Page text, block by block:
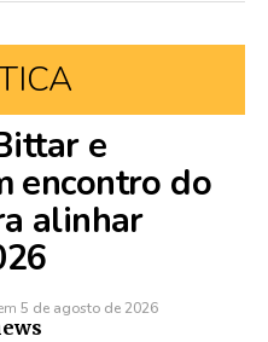
e
encontro do
alinhar
5 de agosto de 2026